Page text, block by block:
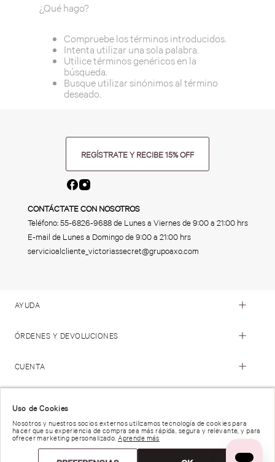
Uso de Cookies
Nosotros y nuestros socios externos utilizamos tecnología de cookies para
hacer que su experiencia de compra sea más rápida, segura y relevante, y para
ofrecer marketing personalizado. Aprende más
¿Qué hago?
Compruebe los términos introducidos.
Intenta utilizar una sola palabra.
Utilice términos genéricos en la
búsqueda.
Busque utilizar sinónimos al término
deseado.
REGÍSTRATE Y RECIBE 15% OFF
CONTÁCTATE CON NOSOTROS
Teléfono:55-6826-9688de Lunes a Viernes de 9:00 a 21:00 hrs
E-mail de Lunes a Domingo de 9:00 a 21:00 hrs
servicioalcliente_victoriassecret@grupoaxo.com
AYUDA
ÓRDENES Y DEVOLUCIONES
CUENTA
Términos de Uso |Privacidad y Seguridad |
Derechos de Privacidad |Preferencias de anuncios |